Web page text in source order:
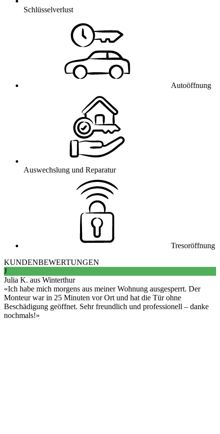
Schlüsselverlust
Autoöffnung
Auswechslung und Reparatur
Tresoröffnung
KUNDENBEWERTUNGEN
J
Julia K. aus Winterthur
Ich habe mich morgens aus meiner Wohnung ausgesperrt. Der
Monteur war in 25 Minuten vor Ort und hat die Tür ohne
Beschädigung geöffnet. Sehr freundlich und professionell – danke
nochmals!